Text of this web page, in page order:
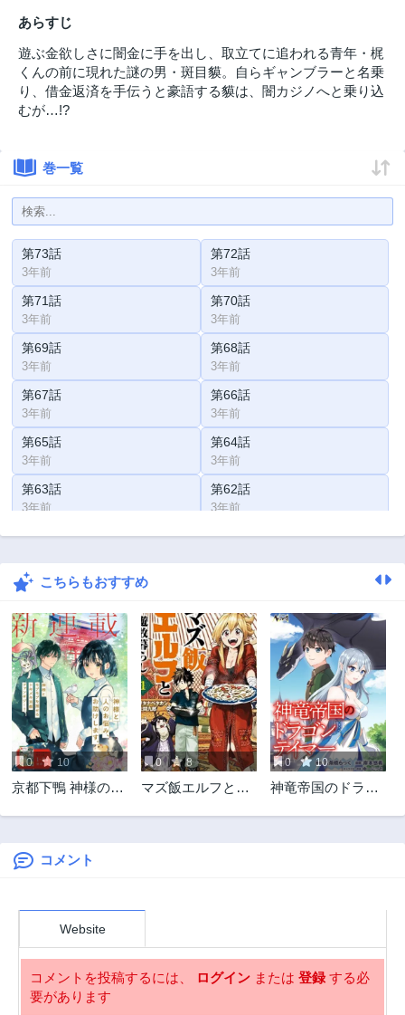
あらすじ
遊ぶ金欲しさに闇金に手を出し、取立てに追われる青年・梶
くんの前に現れた謎の男・斑目貘。自らギャンブラーと名乗
り、借金返済を手伝うと豪語する貘は、闇カジノへと乗り込
むが…!?
巻一覧
第73話
3年前
第72話
3年前
第71話
3年前
第70話
3年前
第69話
3年前
第68話
3年前
第67話
3年前
第66話
3年前
第65話
3年前
第64話
3年前
第63話
3年前
第62話
3年前
第61話 第60話
第59話
第57話
3年前
第55話
3年前
第54話
3年前
第53話
3年前
第52話
3年前
第50話
3年前
第49話
3年前
第48話
3年前
第47話 第46話
第45話
第43話
第41話
3年前
第40話
3年前
第39話
こちらもおすすめ
0 10
京都下鴨 神様のい
0 8
マズ飯エルフと遊
0 10
神竜帝国のドラゴ
コメント
Website
コメントを投稿するには、 ログイン または 登録する必
要があります